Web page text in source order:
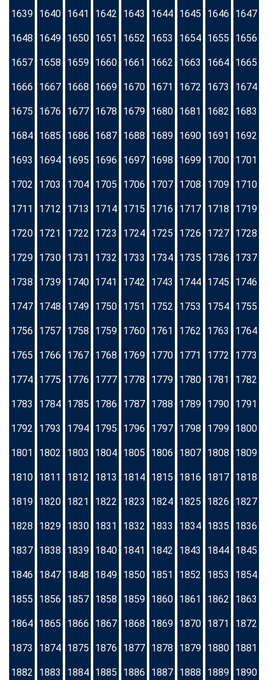
1639 1640 1641 1642 1643 1644 1645 1646 1647
1648 1649 1650 1651 1652 1653 1654 1655 1656
1657 1658 1659 1660 1661 1662 1663 1664 1665
1666 1667 1668 1669 1670 1671 1672 1673 1674
1675 1676 1677 1678 1679 1680 1681 1682 1683
1684 1685 1686 1687 1688 1689 1690 1691 1692
1693 1694 1695 1696 1697 1698 1699 1700 1701
1702 1703 1704 1705 1706 1707 1708 1709 1710
1711 1712 1713 1714 1715 1716 1717 1718 1719
1720 1721 1722 1723 1724 1725 1726 1727 1728
1729 1730 1731 1732 1733 1734 1735 1736 1737
1738 1739 1740 1741 1742 1743 1744 1745 1746
1747 1748 1749 1750 1751 1752 1753 1754 1755
1756 1757 1758 1759 1760 1761 1762 1763 1764
1765 1766 1767 1768 1769 1770 1771 1772 1773
1774 1775 1776 1777 1778 1779 1780 1781 1782
1783 1784 1785 1786 1787 1788 1789 1790 1791
1792 1793 1794 1795 1796 1797 1798 1799 1800
1801 1802 1803 1804 1805 1806 1807 1808 1809
1810 1811 1812 1813 1814 1815 1816 1817 1818
1819 1820 1821 1822 1823 1824 1825 1826 1827
1828 1829 1830 1831 1832 1833 1834 1835 1836
1837 1838 1839 1840 1841 1842 1843 1844 1845
1846 1847 1848 1849 1850 1851 1852 1853 1854
1855 1856 1857 1858 1859 1860 1861 1862 1863
1864 1865 1866 1867 1868 1869 1870 1871 1872
1873 1874 1875 1876 1877 1878 1879 1880 1881
1882 1883 1884 1885 1886 1887 1888 1889 1890